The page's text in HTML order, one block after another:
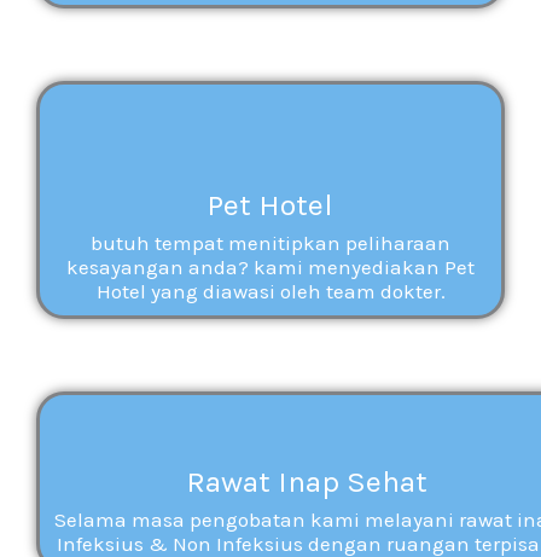
Pet Hotel
butuh tempat menitipkan peliharaan
kesayangan anda? kami menyediakan Pet
Hotel yang diawasi oleh team dokter.
Rawat Inap Sehat
Selama masa pengobatan kami melayani rawat
Infeksius & Non Infeksius dengan ruangan